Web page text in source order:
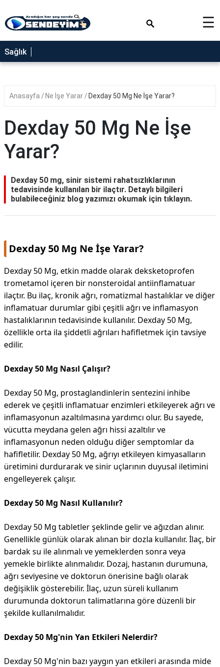
SAĞLIK
NEDİR
YEMEK
RÜYA
GEZİLECEK
BLOG
☰
Sağlık
Anasayfa Ne İşe Yarar Dexday 50 Mg Ne İşe Yarar?
Dexday 50 Mg Ne İşe
Yarar?
Dexday 50 mg, sinir sistemi rahatsızlıklarının
tedavisinde kullanılan bir ilaçtır. Detaylı bilgileri
bulabileceğiniz blog yazımızı okumak için tıklayın.
Dexday 50 Mg Ne İşe Yarar?
Dexday 50 Mg, etkin madde olarak deksketoprofen
trometamol içeren bir nonsteroidal antiinflamatuar
ilaçtır. Bu ilaç, kronik ağrı, romatizmal hastalıklar ve diğer
inflamatuar durumlar gibi çeşitli ağrı ve inflamasyon
hastalıklarının tedavisinde kullanılır. Dexday 50 Mg,
özellikle orta ila şiddetli ağrıları hafifletmek için tavsiye
edilir.
Dexday 50 Mg Nasıl Çalışır?
Dexday 50 Mg, prostaglandinlerin sentezini inhibe
ederek ve çeşitli inflamatuar enzimleri etkileyerek ağrı ve
inflamasyonun azaltılmasına yardımcı olur. Bu sayede,
vücutta meydana gelen ağrı hissi azaltılır ve
inflamasyonun neden olduğu diğer semptomlar da
hafifletilir. Dexday 50 Mg, ağrıyı etkileyen kimyasalların
üretimini durdurarak ve sinir uçlarının duyusal iletimini
engelleyerek çalışır.
Dexday 50 Mg Nasıl Kullanılır?
Dexday 50 Mg tabletler şeklinde gelir ve ağızdan alınır.
Genellikle günlük olarak alınan bir dozla kullanılır. İlaç, bir
bardak su ile alınmalı ve yemeklerden sonra veya
yemekle birlikte alınmalıdır. Dozaj, hastanın durumuna,
ağrı seviyesine ve doktorun önerisine bağlı olarak
değişiklik gösterebilir. İlaç, uzun süreli kullanım
durumunda doktorun talimatlarına göre düzenli bir
şekilde kullanılmalıdır.
Dexday 50 Mg'nin Yan Etkileri Nelerdir?
Dexday 50 Mg'nin bazı yaygın yan etkileri arasında mide